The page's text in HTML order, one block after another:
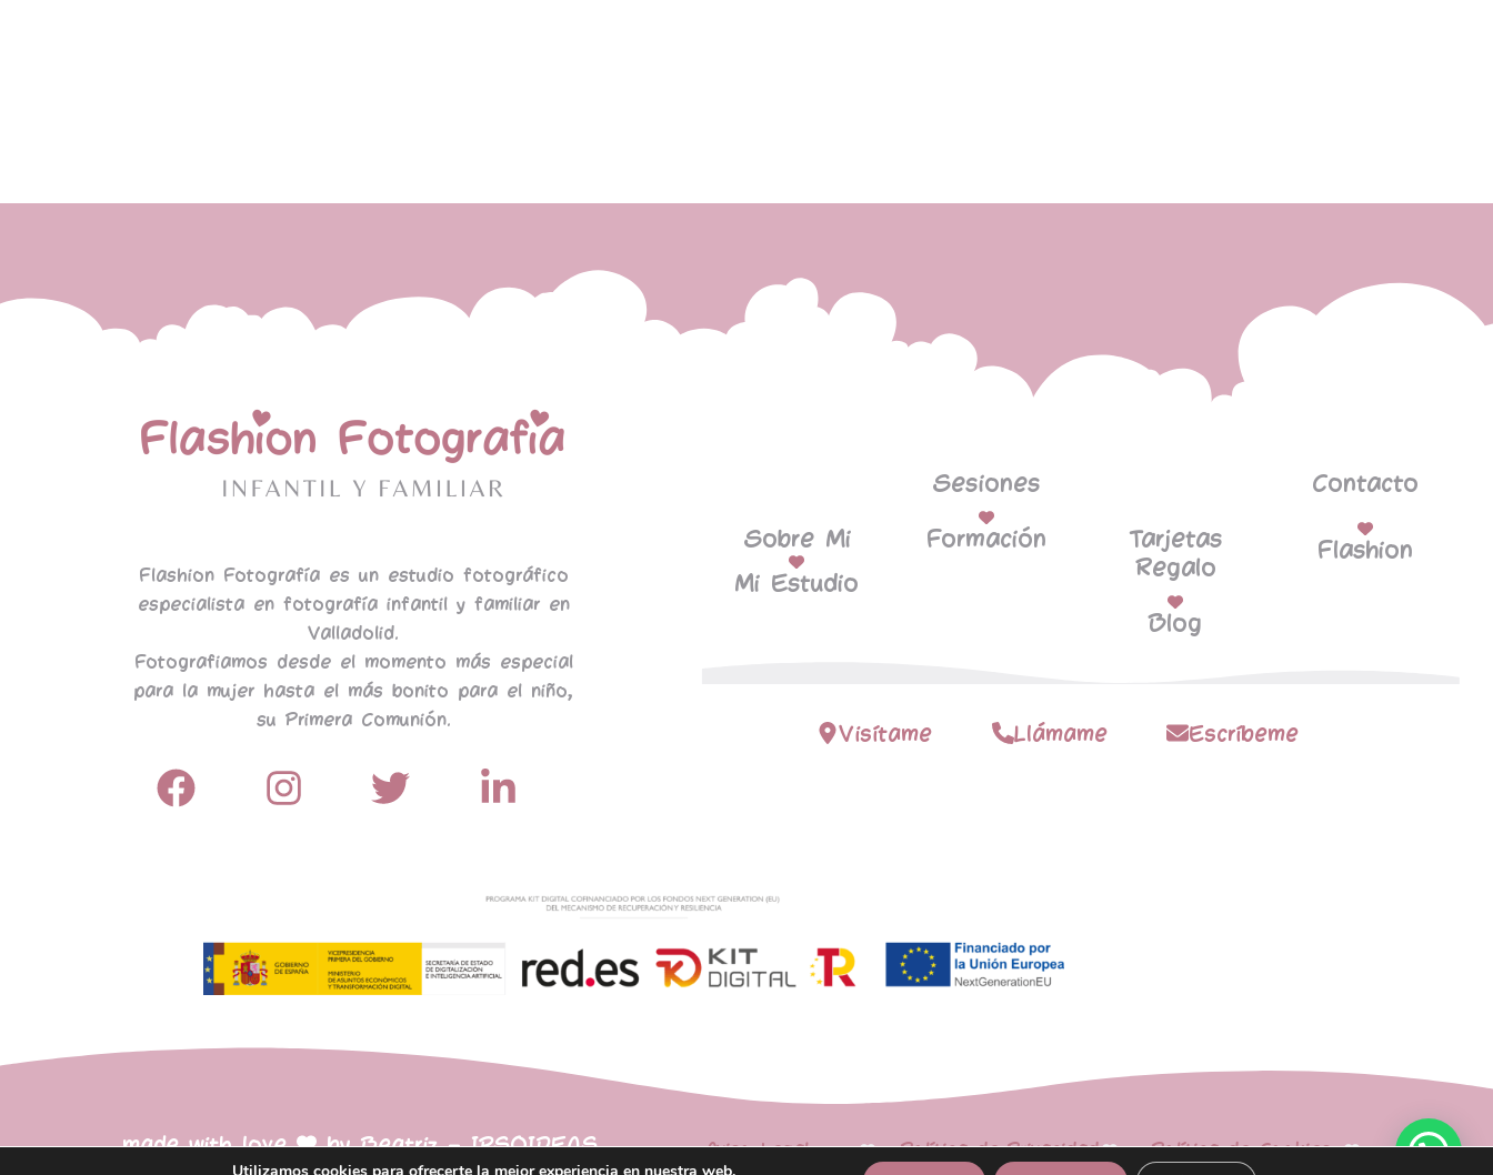
Flashion Fotografía es un estudio fotográfico
especialista en fotografía infantil y familiar en
Valladolid.
Fotografiamos desde el momento más especial
para la mujer hasta el más bonito para el niño,
su Primera Comunión.
Sobre Mi
Mi Estudio
Sesiones
Formación
Tarjetas
Regalo
Blog
Contacto
Flashion
Visítame Llámame Escríbeme
made with love by Beatriz – IPSOIDEAS Aviso Legal Política de Privacidad Política de Cookies